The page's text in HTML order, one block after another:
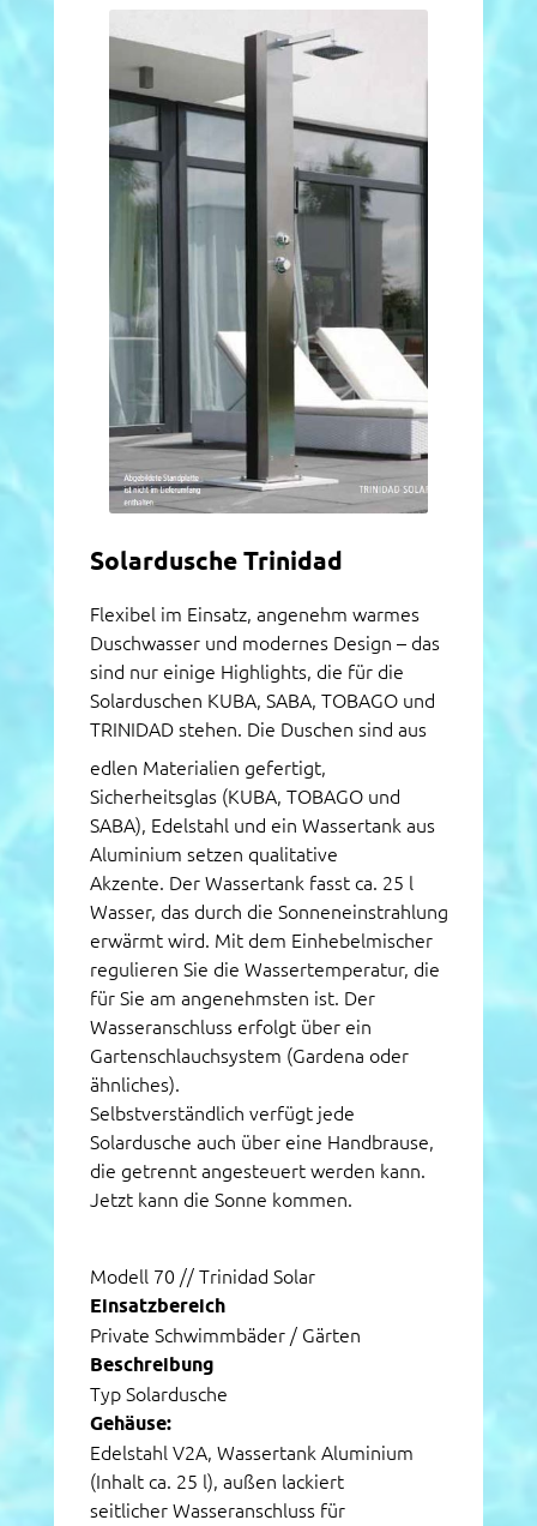
Solardusche Trinidad
Flexibel im Einsatz, angenehm warmes
Duschwasser und modernes Design – das
sind nur einige Highlights, die für die
Solarduschen KUBA, SABA, TOBAGO und
TRINIDAD stehen. Die Duschen sind aus
edlen Materialien gefertigt,
Sicherheitsglas (KUBA, TOBAGO und
SABA), Edelstahl und ein Wassertank aus
Aluminium setzen qualitative
Akzente. Der Wassertank fasst ca. 25 l
Wasser, das durch die Sonneneinstrahlung
erwärmt wird. Mit dem Einhebelmischer
regulieren Sie die Wassertemperatur, die
für Sie am angenehmsten ist. Der
Wasseranschluss erfolgt über ein
Gartenschlauchsystem (Gardena oder
ähnliches).
Selbstverständlich verfügt jede
Solardusche auch über eine Handbrause,
die getrennt angesteuert werden kann.
Jetzt kann die Sonne kommen.
Modell 70 // Trinidad Solar
Einsatzbereich
Private Schwimmbäder / Gärten
Beschreibung
Typ Solardusche
Gehäuse:
Edelstahl V2A, Wassertank Aluminium
(Inhalt ca. 25 l), außen lackiert
seitlicher Wasseranschluss für